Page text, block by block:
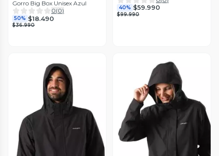
Gorro Big Box Unisex Azul
0(0)
50% $18.490
$36.990
40% $59.990
$99.990